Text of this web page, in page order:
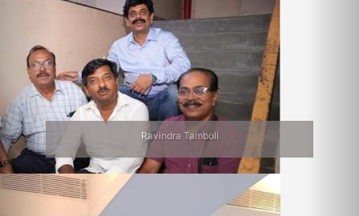
Ravindra Tamboli